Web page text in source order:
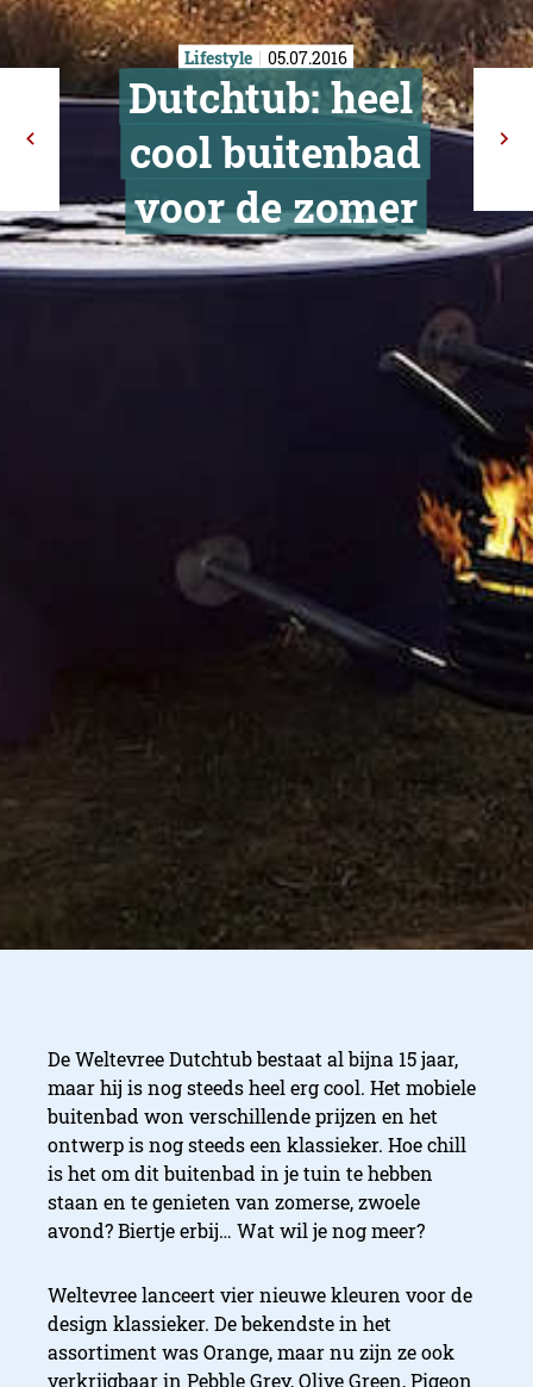
Lifestyle 05.07.2016
Dutchtub:
cool
voor de
De Weltevree Dutchtub bestaat al bijna 15 jaar,
maar hij is nog steeds heel erg cool. Het mobiele
buitenbad won verschillende prijzen en het
ontwerp is nog steeds een klassieker. Hoe chill
is het om dit buitenbad in je tuin te hebben
staan en te genieten van zomerse, zwoele
avond? Biertje erbij… Wat wil je nog meer?
Weltevree lanceert vier nieuwe kleuren voor de
design klassieker. De bekendste in het
assortiment was Orange, maar nu zijn ze ook
verkrijgbaar in Pebble Grey, Olive Green, Pigeon